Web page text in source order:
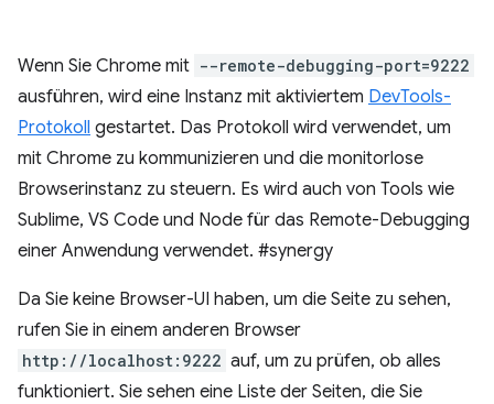
Wenn Sie Chrome mit --remote-debugging-port=9222
ausführen, wird eine Instanz mit aktiviertem DevTools-
Protokoll gestartet. Das Protokoll wird verwendet, um
mit Chrome zu kommunizieren und die monitorlose
Browserinstanz zu steuern. Es wird auch von Tools wie
Sublime, VS Code und Node für das Remote-Debugging
einer Anwendung verwendet. #synergy
Da Sie keine Browser-UI haben, um die Seite zu sehen,
rufen Sie in einem anderen Browser
http://localhost:9222 auf, um zu prüfen, ob alles
funktioniert. Sie sehen eine Liste der Seiten, die Sie